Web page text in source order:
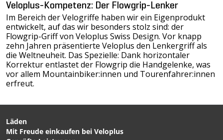
Veloplus-Kompetenz: Der Flowgrip-Lenker
Im Bereich der Velogriffe haben wir ein Eigenprodukt
entwickelt, auf das wir besonders stolz sind: der
Flowgrip-Griff von Veloplus Swiss Design. Vor knapp
zehn Jahren präsentierte Veloplus den Lenkergriff als
die Weltneuheit. Das Spezielle: Dank horizontaler
Korrektur entlastet der Flowgrip die Handgelenke, was
vor allem Mountainbiker:innen und Tourenfahrer:innen
erfreut.
Läden
Mit Freude einkaufen bei Veloplus